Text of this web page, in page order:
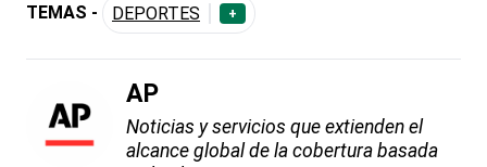
TEMAS - DEPORTES +
AP
Noticias y servicios que extienden el
alcance global de la cobertura basada